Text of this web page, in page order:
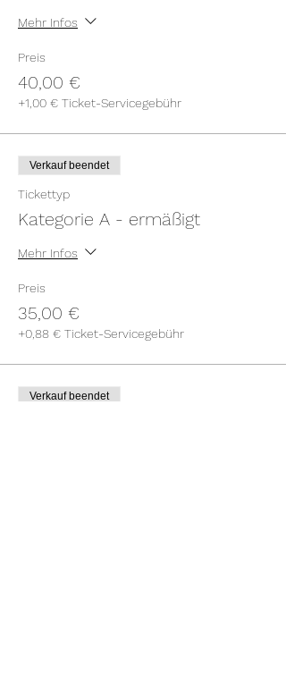
Mehr Infos
Preis
40,00 €
+1,00 € Ticket-Servicegebühr
Verkauf beendet
Tickettyp
Kategorie A - ermäßigt
Mehr Infos
Preis
35,00 €
+0,88 € Ticket-Servicegebühr
Verkauf beendet